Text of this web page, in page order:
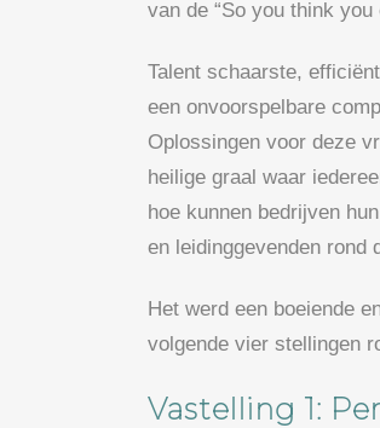
van de “So you think
Talent schaarste,
een onvoorspelbare
Oplossingen voor deze
heilige graal waar
hoe kunnen bedrijven
en leidinggevenden rond
Het werd een boeiende
volgende vier stellingen
Vastelling 1: